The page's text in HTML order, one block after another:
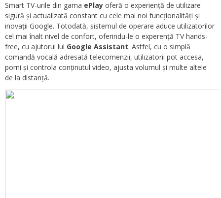
Smart TV-urile din gama ePlay oferă o experiență de utilizare
sigură și actualizată constant cu cele mai noi funcționalități și
inovații Google. Totodată, sistemul de operare aduce utilizatorilor
cel mai înalt nivel de confort, oferindu-le o experență TV hands-
free, cu ajutorul lui Google Assistant. Astfel, cu o simplă
comandă vocală adresată telecomenzii, utilizatorii pot accesa,
porni și controla conținutul video, ajusta volumul și multe altele
de la distanță.